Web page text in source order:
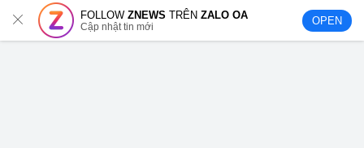
FOLLOWZNEWS TRÊNZALO OA
Cập nhật tin mới OPEN